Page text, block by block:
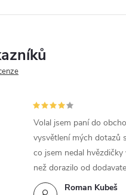
Roman Kubeš
Volal jsem paní do
vysvětlení mých dotazů
co jsem nedal
než dorazilo od